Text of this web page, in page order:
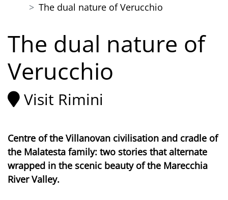
The dual nature of Verucchio
The dual nature of
Verucchio
Visit Rimini
Centre of the Villanovan civilisation and cradle of
the Malatesta family: two stories that alternate
wrapped in the scenic beauty of the Marecchia
River Valley.